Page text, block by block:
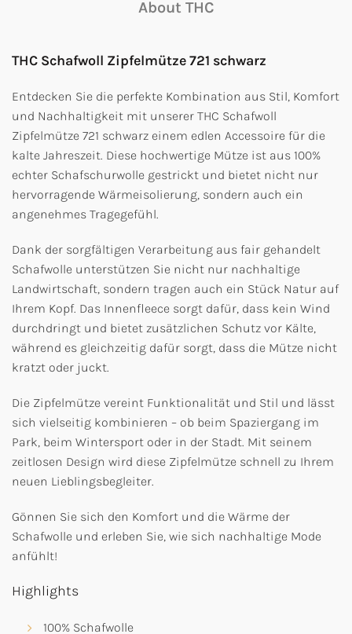
About THC
THC Schafwoll Zipfelmütze 721 schwarz
Entdecken Sie die perfekte Kombination aus Stil, Komfort
und Nachhaltigkeit mit unserer THC Schafwoll
Zipfelmütze 721 schwarz einem edlen Accessoire für die
kalte Jahreszeit. Diese hochwertige Mütze ist aus 100%
echter Schafschurwolle gestrickt und bietet nicht nur
hervorragende Wärmeisolierung, sondern auch ein
angenehmes Tragegefühl.
Dank der sorgfältigen Verarbeitung aus fair gehandelt
Schafwolle unterstützen Sie nicht nur nachhaltige
Landwirtschaft, sondern tragen auch ein Stück Natur auf
Ihrem Kopf. Das Innenfleece sorgt dafür, dass kein Wind
durchdringt und bietet zusätzlichen Schutz vor Kälte,
während es gleichzeitig dafür sorgt, dass die Mütze nicht
kratzt oder juckt.
Die Zipfelmütze vereint Funktionalität und Stil und lässt
sich vielseitig kombinieren – ob beim Spaziergang im
Park, beim Wintersport oder in der Stadt. Mit seinem
zeitlosen Design wird diese Zipfelmütze schnell zu Ihrem
neuen Lieblingsbegleiter.
Gönnen Sie sich den Komfort und die Wärme der
Schafwolle und erleben Sie, wie sich nachhaltige Mode
anfühlt!
Highlights
100% Schafwolle